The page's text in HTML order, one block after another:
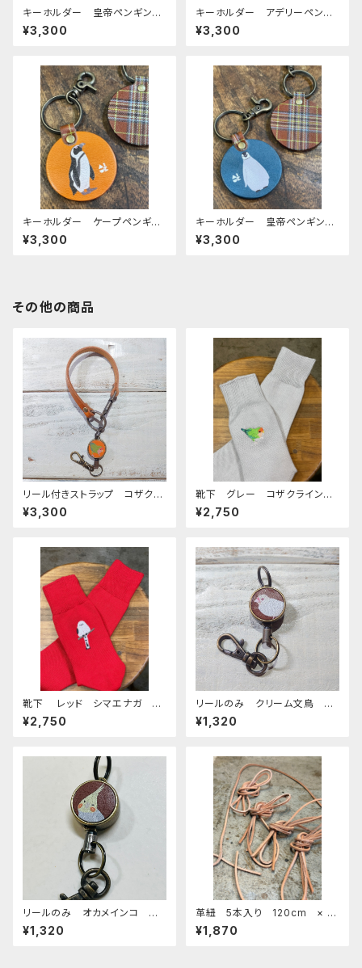
キーホルダー 皇帝ペンギン
親子 ヒナ エンペラー ヒナ
ペン ペンギン CAMEL キ
¥3,300
キーホルダー アデリーペンギ
ン ペンギン CAMEL キャメ
ル 栃木レザー
¥3,300
キーホルダー ケープペンギ
ン ペンギン CAMEL キャメ
ル 栃木レザー
¥3,300
キーホルダー 皇帝ペンギン
ヒナ エンペラー ヒナペン
ペンギン ネイビー 栃木レザ
¥3,300
その他の商品
リール付きストラップ コザクラ
インコ ノーマル キャメル ×
キャメル こざくらいんこ
¥3,300
靴下 グレー コザクライン
コ 日本製 刺繍 奈良の靴
下 くつした こざくらいんこ
¥2,750
靴下 レッド シマエナガ く
つした しまえなが 刺繍 日
本製 奈良の靴下
¥2,750
リールのみ クリーム文鳥 ブ
ラウン 文鳥 ぶんちょう ブン
チョウ
¥1,320
リールのみ オカメインコ シ
ナモンパール ブラウン BRO
WN ぽわんシリーズ おかめ
¥1,320
革紐 5本入り 120cm × 3
mm 小鳥のおもちゃ バードト
イ
¥1,870